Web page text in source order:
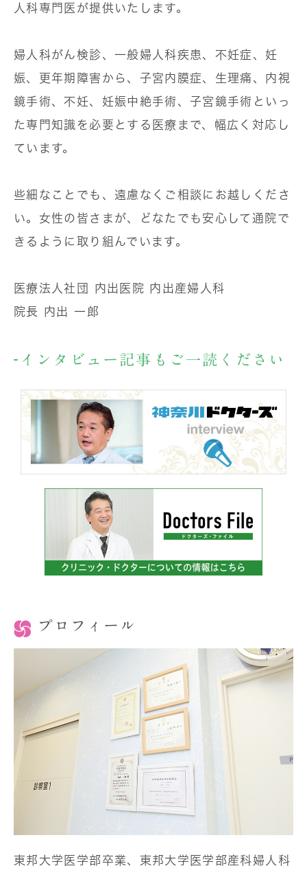
人科専門医が提供いたします。
婦人科がん検診、一般婦人科疾患、不妊症、妊
娠、更年期障害から、子宮内膜症、生理痛、内視
鏡手術、不妊、妊娠中絶手術、子宮鏡手術といっ
た専門知識を必要とする医療まで、幅広く対応し
ています。
些細なことでも、遠慮なくご相談にお越しくださ
い。女性の皆さまが、どなたでも安心して通院で
きるように取り組んでいます。
医療法人社団 内出医院 内出産婦人科
院長 内出 一郎
インタビュー記事もご一読ください
プロフィール
東邦大学医学部卒業、東邦大学医学部産科婦人科